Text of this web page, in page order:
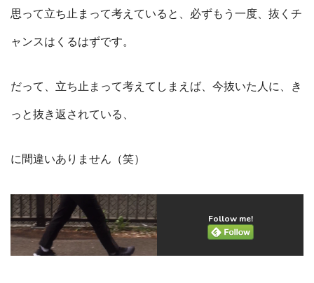
思って立ち止まって考えていると、必ずもう一度、抜くチ
ャンスはくるはずです。
だって、立ち止まって考えてしまえば、今抜いた人に、き
っと抜き返されている、
に間違いありません（笑）
Follow me!